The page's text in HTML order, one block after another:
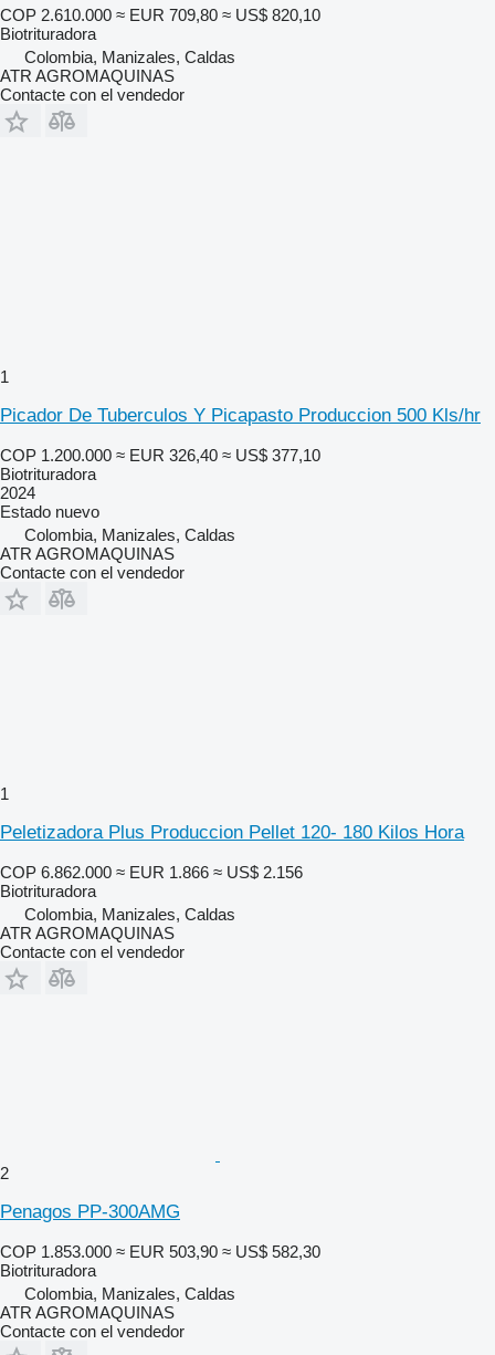
COP 2.610.000 ≈ EUR 709,80 ≈ US$ 820,10
Biotrituradora
Colombia, Manizales, Caldas
ATR AGROMAQUINAS
Contacte con el vendedor
1
Picador De Tuberculos Y Picapasto Produccion 500 Kls/hr
COP 1.200.000 ≈ EUR 326,40 ≈ US$ 377,10
Biotrituradora
2024
Estado nuevo
Colombia, Manizales, Caldas
ATR AGROMAQUINAS
Contacte con el vendedor
1
Peletizadora Plus Produccion Pellet 120- 180 Kilos Hora
COP 6.862.000 ≈ EUR 1.866 ≈ US$ 2.156
Biotrituradora
Colombia, Manizales, Caldas
ATR AGROMAQUINAS
Contacte con el vendedor
2
Penagos PP-300AMG
COP 1.853.000 ≈ EUR 503,90 ≈ US$ 582,30
Biotrituradora
Colombia, Manizales, Caldas
ATR AGROMAQUINAS
Contacte con el vendedor